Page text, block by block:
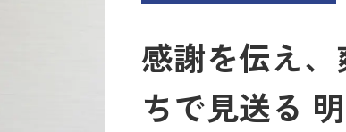
感謝を伝え
ちで見送る